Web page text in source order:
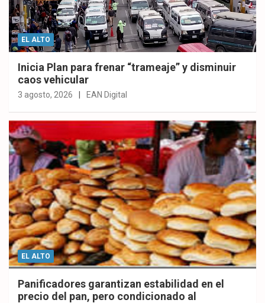
EL ALTO
Inicia Plan para frenar “trameaje” y disminuir
caos vehicular
3 agosto, 2026 EAN Digital
EL ALTO
Panificadores garantizan estabilidad en el
precio del pan, pero condicionado al